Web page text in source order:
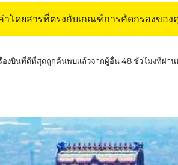
าโดยสารที่ตรงกับเกณฑ์การคัดกรองขอ
องบินที่ดีที่สุดถูกค้นพบแล้วจากผู้อื่น 48 ชั่วโมงที่ผ่าน